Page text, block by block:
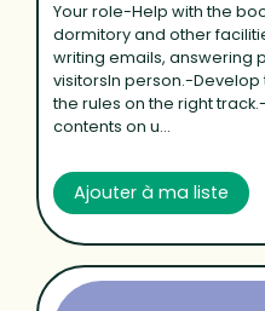
Your role-Help with the
dormitory and other
writing emails, answering
visitorsIn person.-
the rules on the right
contents on u...
Ajouter à ma liste